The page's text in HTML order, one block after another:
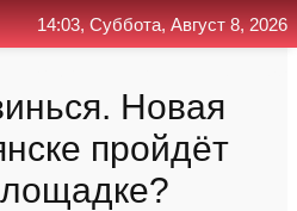
Новая
пройдёт
14:03, Суббота, Август 8, 2026